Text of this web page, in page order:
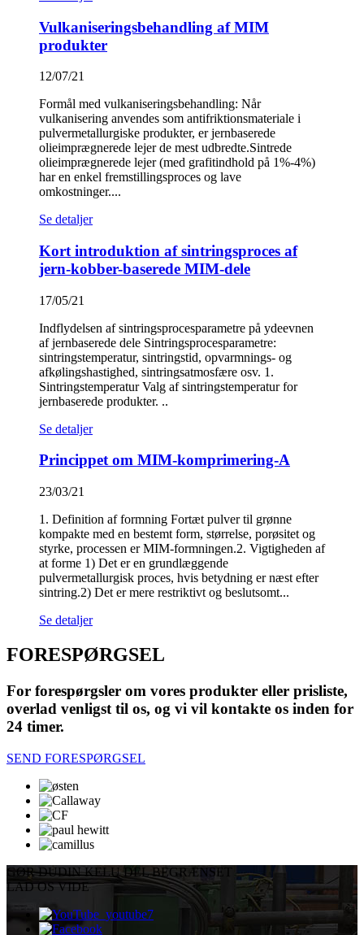
Vulkaniseringsbehandling af MIM
produkter
12/07/21
Formål med vulkaniseringsbehandling: Når
vulkanisering anvendes som antifriktionsmateriale i
pulvermetallurgiske produkter, er jernbaserede
olieimprægnerede lejer de mest udbredte.Sintrede
olieimprægnerede lejer (med grafitindhold på 1%-4%)
har en enkel fremstillingsproces og lave
omkostninger....
Se detaljer
Kort introduktion af sintringsproces af
jern-kobber-baserede MIM-dele
17/05/21
Indflydelsen af ​​sintringsprocesparametre på ydeevnen
af ​​jernbaserede dele Sintringsprocesparametre:
sintringstemperatur, sintringstid, opvarmnings- og
afkølingshastighed, sintringsatmosfære osv. 1.
Sintringstemperatur Valg af sintringstemperatur for
jernbaserede produkter. ..
Se detaljer
Princippet om MIM-komprimering-A
23/03/21
1. Definition af formning Fortæt pulver til grønne
kompakte med en bestemt form, størrelse, porøsitet og
styrke, processen er MIM-formningen.2. Vigtigheden af
​​at forme 1) Det er en grundlæggende
pulvermetallurgisk proces, hvis betydning er næst efter
sintring.2) Det er mere restriktivt og beslutsomt...
Se detaljer
FORESPØRGSEL
For forespørgsler om vores produkter eller prisliste,
overlad venligst til os, og vi vil kontakte os inden for
24 timer.
SEND FORESPØRGSEL
GØR DUDIN KELU DEL BEGRÆNSET
LAD OS VIDE